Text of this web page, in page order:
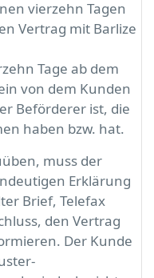
vierzehn Tagen
Vertrag mit Barlize
Tage ab dem
von dem Kunden
Beförderer ist, die
haben bzw. hat.
muss der
Erklärung
Brief, Telefax
den Vertrag
Der Kunde